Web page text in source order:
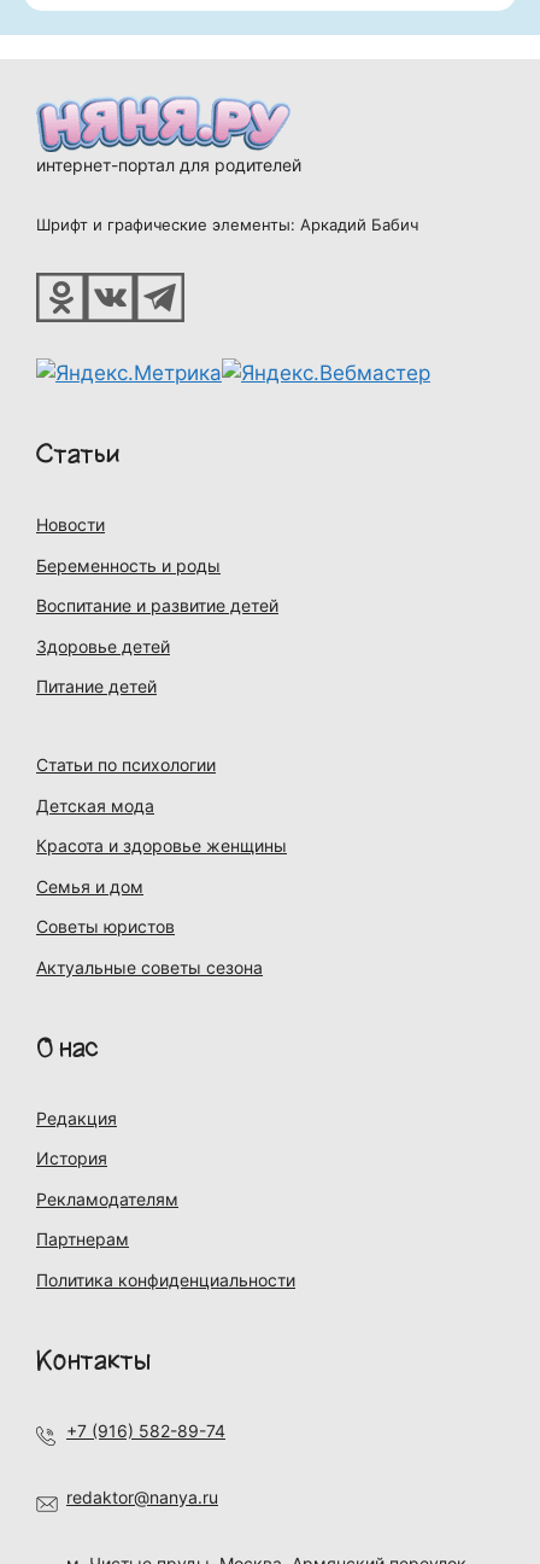
интернет-портал для родителей
Шрифт и графические элементы: Аркадий Бабич
Статьи
Новости
Беременность и роды
Воспитание и развитие детей
Здоровье детей
Питание детей
Статьи по психологии
Детская мода
Красота и здоровье женщины
Семья и дом
Советы юристов
Актуальные советы сезона
О нас
Редакция
История
Рекламодателям
Партнерам
Политика конфиденциальности
Контакты
+7 (916) 582-89-74
redaktor@nanya.ru